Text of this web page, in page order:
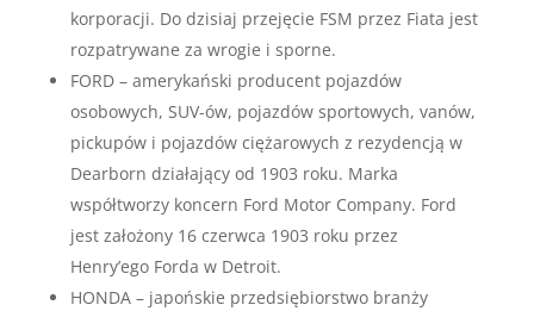
korporacji. Do dzisiaj przejęcie FSM przez Fiata jest
rozpatrywane za wrogie i sporne.
FORD – amerykański producent pojazdów
osobowych, SUV-ów, pojazdów sportowych, vanów,
pickupów i pojazdów ciężarowych z rezydencją w
Dearborn działający od 1903 roku. Marka
współtworzy koncern Ford Motor Company. Ford
jest założony 16 czerwca 1903 roku przez
Henry’ego Forda w Detroit.
HONDA – japońskie przedsiębiorstwo branży